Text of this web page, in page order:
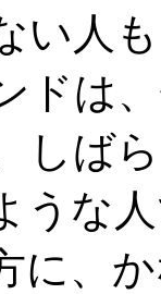
い人
ドは
しば
うな
に、